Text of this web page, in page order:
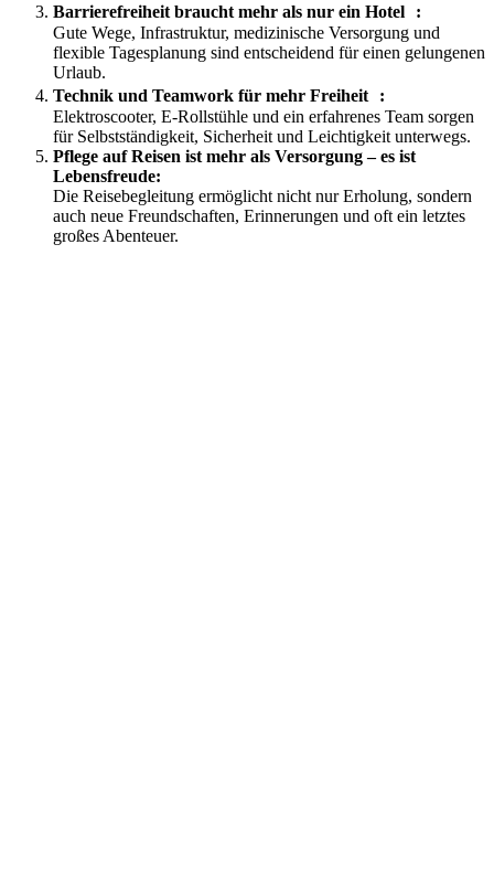
Barrierefreiheit braucht mehr als nur ein Hotel :
Gute Wege, Infrastruktur, medizinische Versorgung und
flexible Tagesplanung sind entscheidend für einen gelungenen
Urlaub.
Technik und Teamwork für mehr Freiheit :
Elektroscooter, E-Rollstühle und ein erfahrenes Team sorgen
für Selbstständigkeit, Sicherheit und Leichtigkeit unterwegs.
Pflege auf Reisen ist mehr als Versorgung – es ist
Lebensfreude:
Die Reisebegleitung ermöglicht nicht nur Erholung, sondern
auch neue Freundschaften, Erinnerungen und oft ein letztes
großes Abenteuer.